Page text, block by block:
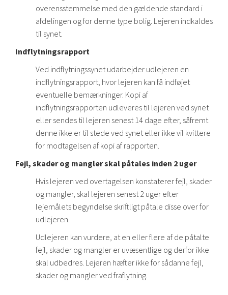
overensstemmelse med den gældende standard i
afdelingen og for denne type bolig. Lejeren indkaldes
til synet.
Indflytningsrapport
Ved indflytningssynet udarbejder udlejeren en
indflytningsrapport, hvor lejeren kan få indføjet
eventuelle bemærkninger. Kopi af
indflytningsrapporten udleveres til lejeren ved synet
eller sendes til lejeren senest 14 dage efter, såfremt
denne ikke er til stede ved synet eller ikke vil kvittere
for modtagelsen af kopi af rapporten.
Fejl, skader og mangler skal påtales inden 2 uger
Hvis lejeren ved overtagelsen konstaterer fejl, skader
og mangler, skal lejeren senest 2 uger efter
lejemålets begyndelse skriftligt påtale disse over for
udlejeren.
Udlejeren kan vurdere, at en eller flere af de påtalte
fejl, skader og mangler er uvæsentlige og derfor ikke
skal udbedres. Lejeren hæfter ikke for sådanne fejl,
skader og mangler ved fraflytning.